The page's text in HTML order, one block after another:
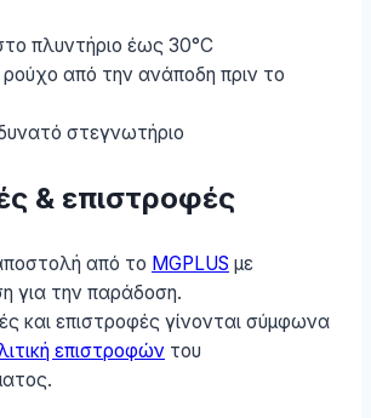
πλυντήριο έως 30°C
ρούχο από την ανάποδη πριν το
στεγνωτήριο
& επιστροφές
από το MGPLUS με
για την παράδοση.
και επιστροφές γίνονται σύμφωνα
επιστροφών του